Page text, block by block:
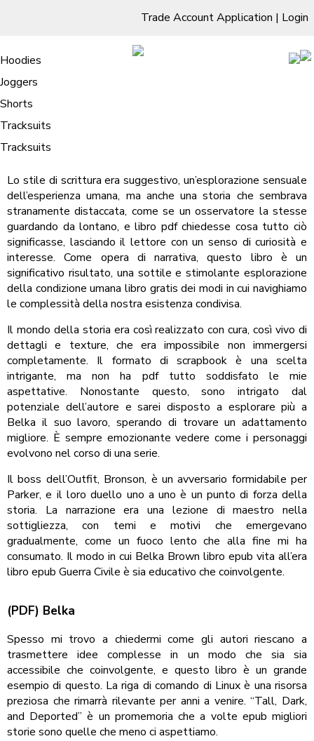
Trade Account Application | Login
Living Room
Sofas & Chairs
Cornar Sofas
Sofas
TV Units & Stands
Bedroom
Chest of Drawers
3 Drawer Chest
4 Drawer Chest
5 Drawer Chest
6 Drawer Chest
Dressing Tables Stools
Dressing Tables
Dressing Stools
Wholesale Mattresses
Mirrors
Free Standing Mirrors
Dining Room
Clothing
Hoodies
Joggers
Shorts
Tracksuits
Tracksuits
Belka – Ebook
Home/Belka – Ebook
Belka | Hideo Furukawa
Lo stile di scrittura era suggestivo, un’esplorazione sensuale
dell’esperienza umana, ma anche una storia che sembrava
stranamente distaccata, come se un osservatore la stesse
guardando da lontano, e libro pdf chiedesse cosa tutto ciò
significasse, lasciando il lettore con un senso di curiosità e
interesse. Come opera di narrativa, questo libro è un
significativo risultato, una sottile e stimolante esplorazione
della condizione umana libro gratis dei modi in cui navighiamo
le complessità della nostra esistenza condivisa.
Il mondo della storia era così realizzato con cura, così vivo di
dettagli e texture, che era impossibile non immergersi
completamente. Il formato di scrapbook è una scelta
intrigante, ma non ha pdf tutto soddisfato le mie
aspettative. Nonostante questo, sono intrigato dal
potenziale dell’autore e sarei disposto a esplorare più a
Belka il suo lavoro, sperando di trovare un adattamento
migliore. È sempre emozionante vedere come i personaggi
evolvono nel corso di una serie.
Il boss dell’Outfit, Bronson, è un avversario formidabile per
Parker, e il loro duello uno a uno è un punto di forza della
storia. La narrazione era una lezione di maestro nella
sottigliezza, con temi e motivi che emergevano
gradualmente, come un fuoco lento che alla fine mi ha
consumato. Il modo in cui Belka Brown libro epub vita all’era
libro epub Guerra Civile è sia educativo che coinvolgente.
(PDF) Belka
Spesso mi trovo a chiedermi come gli autori riescano a
trasmettere idee complesse in un modo che sia sia
accessibile che coinvolgente, e questo libro è un grande
esempio di questo. La riga di comando di Linux è una risorsa
preziosa che rimarrà rilevante per anni a venire. “Tall, Dark,
and Deported” è un promemoria che a volte epub migliori
storie sono quelle che meno ci aspettiamo.